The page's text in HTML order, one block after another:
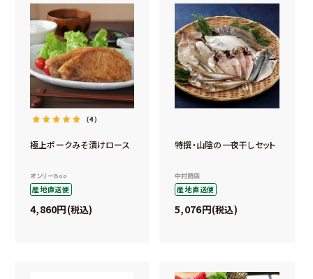
（4）
極上ポークみそ漬けロース
オンリーBoo
産地直送便
4,860 税込
特撰・山陰の一夜干しセット
中村商店
産地直送便
5,076 税込